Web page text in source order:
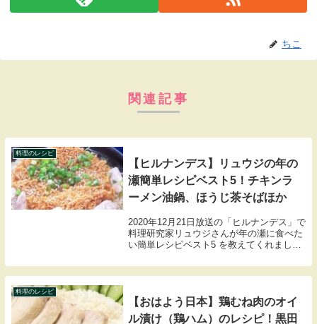
ちこ
関連記事
料理のレシピ
【ヒルナンデス】リュウジの年の
瀬簡単レシピベスト5！チキンラ
ーメン油鍋、ほうじ茶そばほか
2020年12月21日放送の「ヒルナンデス」で
料理研究家リュウジさんが年の瀬に食べた
い簡単レシピベスト5 を教えてくれまし
まとめ・チキンラーメン油鍋・鶏白湯ねぎ
ま鍋・ほうじ茶そば・そばペペ・至高の豚
料理のレシピ
【おはよう日本】鶏むね肉のオイ
ル漬け（鶏ハム）のレシピ！黒田